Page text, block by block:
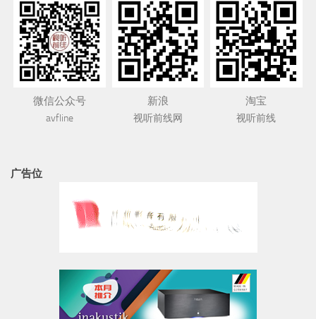
微信公众号
avfline
新浪
视听前线网
淘宝
视听前线
广告位